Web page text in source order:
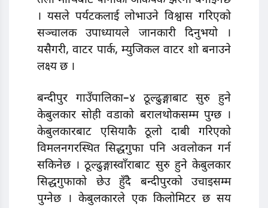
। यसले पर्यटकलाई लोभाउने विश्वास गरिएको
सञ्चालक उपाध्यायले जानकारी दिनुभयो ।
यसैगरी, वाटर पार्क, म्युजिकल वाटर शो बनाउने
लक्ष्य छ ।
बन्दीपुर गाउँपालिका–४ ठूल्ढुङ्गाबाट सुरु हुने
केबुलकार सोही वडाको बरालथोकसम्म पुग्छ ।
केबुलकारबाट एसियाकै ठूलो दाबी गरिएको
विमलनगरस्थित सिद्धगुफा पनि अवलोकन गर्न
सकिनेछ । ठूल्ढुङ्गास्वाँराबाट सुरु हुने केबुलकार
सिद्धगुफाको छेउ हुँदै बन्दीपुरको उचाइसम्म
पुग्नेछ । केबुलकारले एक किलोमिटर छ सय